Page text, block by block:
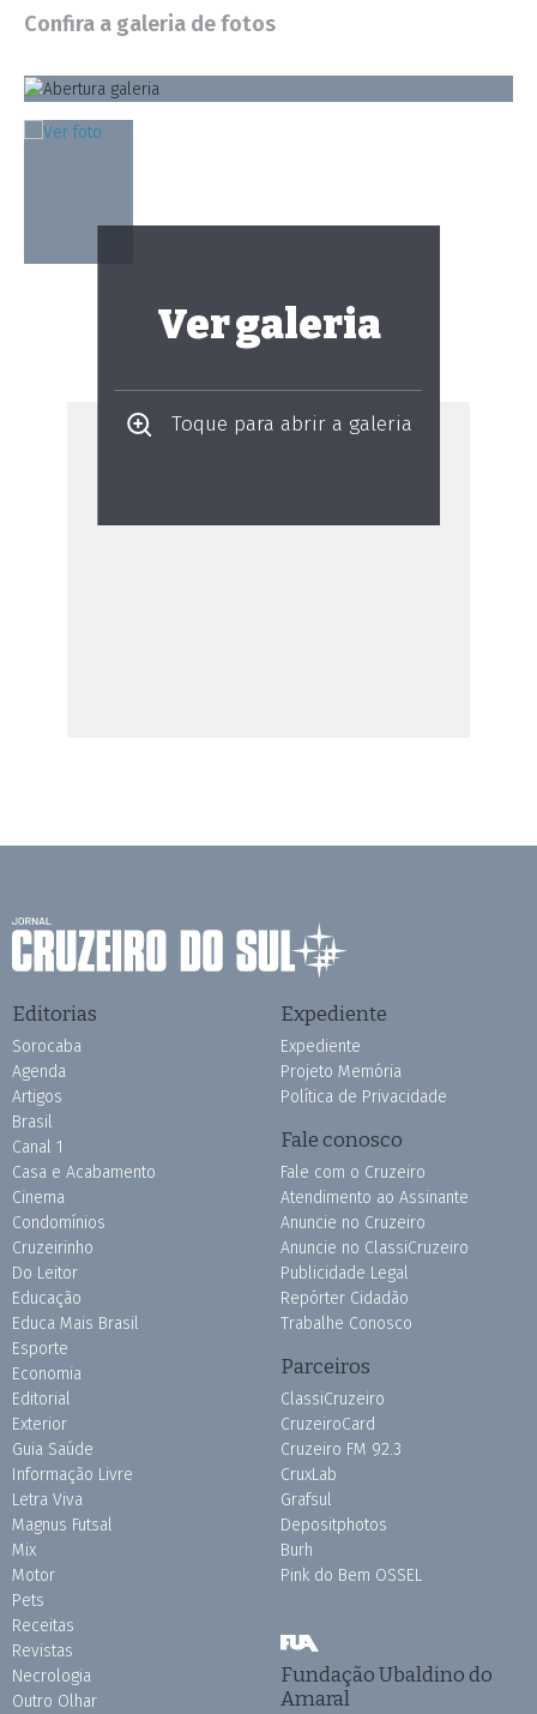
Confira a galeria de fotos
Ver galeria
Toque para abrir a galeria
Editorias
Sorocaba
Agenda
Artigos
Brasil
Canal 1
Casa e Acabamento
Cinema
Condomínios
Cruzeirinho
Do Leitor
Educação
Educa Mais Brasil
Esporte
Economia
Editorial
Exterior
Guia Saúde
Informação Livre
Letra Viva
Magnus Futsal
Mix
Motor
Pets
Receitas
Revistas
Necrologia
Outro Olhar
Expediente
Expediente
Projeto Memória
Política de Privacidade
Fale conosco
Fale com o Cruzeiro
Atendimento ao Assinante
Anuncie no Cruzeiro
Anuncie no ClassiCruzeiro
Publicidade Legal
Repórter Cidadão
Trabalhe Conosco
Parceiros
ClassiCruzeiro
CruzeiroCard
Cruzeiro FM 92.3
CruxLab
Grafsul
Depositphotos
Burh
Pink do Bem OSSEL
Fundação Ubaldino do
Amaral